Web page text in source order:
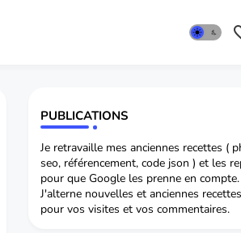
PUBLICATIONS
Je retravaille mes anciennes recettes (
seo, référencement, code json ) et les
pour que Google les prenne en compte.
J'alterne nouvelles et anciennes
pour vos visites et vos commentaires.